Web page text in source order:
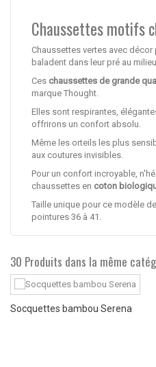
Chaussettes motifs
Chaussettes vertes avec
baladent dans leur pré au
Ces chaussettes de grande
marque Thought.
Elles sont respirantes,
offrirons un confort absolu.
Même les orteils les plus
aux coutures invisibles.
Pour un confort incroyable,
chaussettes en coton
Taille unique pour ce modèle
pointures 36 à 41.
30 Produits dans la même
Socquettes bambou Serena